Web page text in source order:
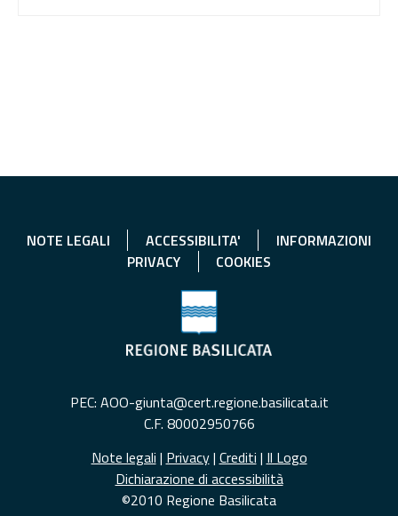
NOTE LEGALI ACCESSIBILITA'
INFORMAZIONI
PRIVACY
COOKIES
PEC: AOO-giunta@cert.regione.basilicata.it
C.F. 80002950766
Note legali | Privacy| Crediti | Il Logo
Dichiarazione di accessibilità
©2010 Regione Basilicata